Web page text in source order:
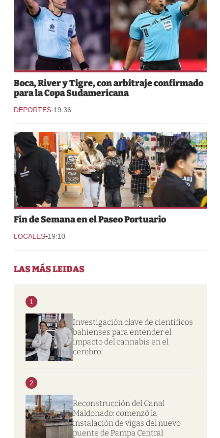
Boca, River y Tigre, con arbitraje confirmado
para la Copa Sudamericana
DEPORTES-19:36
Fin de Semana en el Paseo Portuario
LOCALES-19:10
LAS MÁS LEIDAS
1
Investigación clave de científicos
bahienses para entender el
impacto del cannabis en el
cerebro
2
Reconstrucción del Canal
Maldonado: comenzó la
instalación de vigas del nuevo
puente de Pampa Central